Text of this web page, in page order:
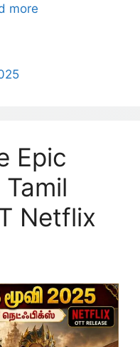
more
Epic
Netflix